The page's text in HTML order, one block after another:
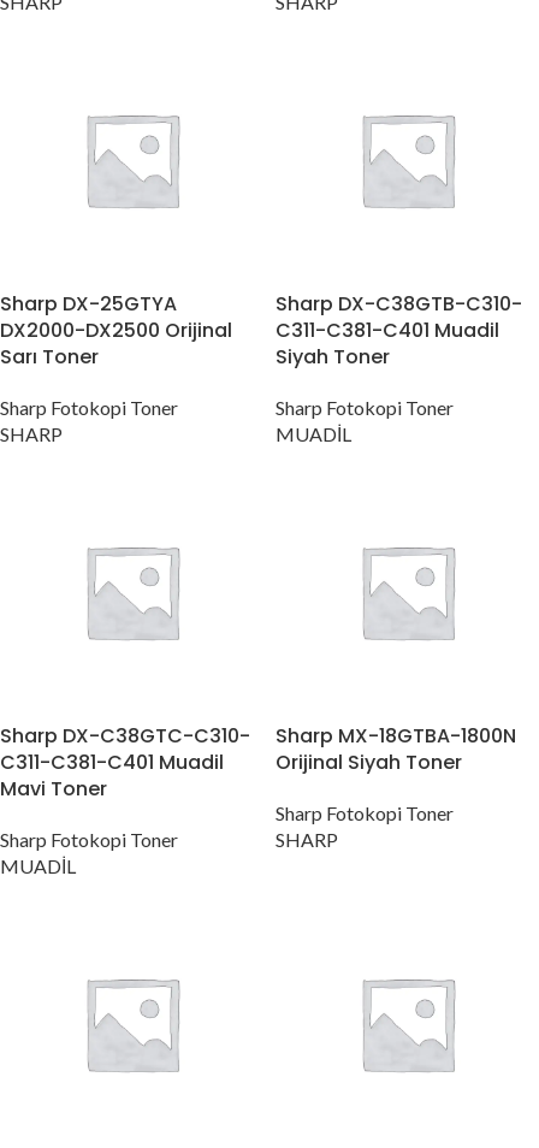
Sharp DX-25GTYA
DX2000-DX2500 Orijinal
Sarı Toner
Sharp Fotokopi Toner
SHARP
Sharp DX-C38GTB-C310-
C311-C381-C401 Muadil
Siyah Toner
Sharp Fotokopi Toner
MUADİL
Sharp DX-C38GTC-C310-
C311-C381-C401 Muadil
Mavi Toner
Sharp Fotokopi Toner
MUADİL
Sharp MX-18GTBA-1800N
Orijinal Siyah Toner
Sharp Fotokopi Toner
SHARP